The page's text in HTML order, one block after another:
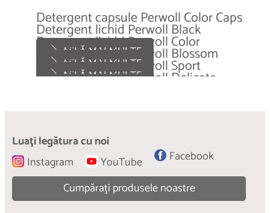
Detergent capsule Perwoll Color Caps
AFLĂ MAI MULTE
Detergent lichid Perwoll Black
AFLĂ MAI MULTE
Detergent lichid Perwoll Color
AFLĂ MAI MULTE
Detergent lichid Perwoll Blossom
Detergent lichid Perwoll Sport
Detergent lichid Perwoll Delicate
AFLĂ MAI MULTE
Luaţi legătura cu noi
Instagram
YouTube
Facebook
Cumpăraţi produsele noastre